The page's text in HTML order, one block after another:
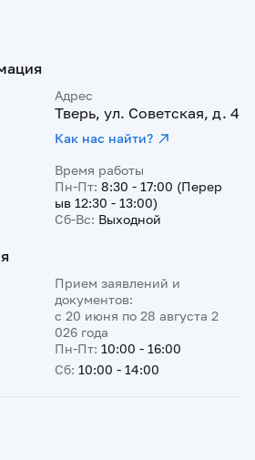
Адрес
Тверь, ул. Советская, д. 4
Как нас найти?
Время работы
Пн-Пт: 8:30 - 17:00 (Перер
ыв 12:30 - 13:00)
Сб-Вс: Выходной
Прием заявлений и
документов:
с 20 июня по 28 августа 2
026 года
Пн-Пт: 10:00 - 16:00
Сб: 10:00 - 14:00